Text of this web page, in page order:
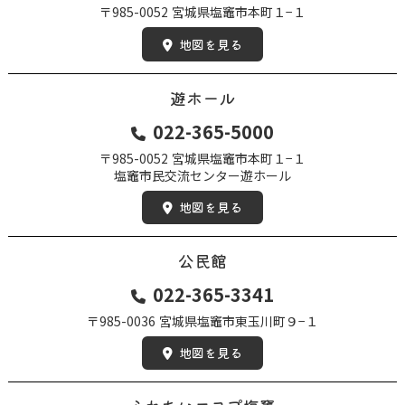
〒985-0052 宮城県塩竈市本町１−１
地図を見る
遊ホール
022-365-5000
〒985-0052 宮城県塩竈市本町１−１
塩竈市民交流センター遊ホール
地図を見る
公民館
022-365-3341
〒985-0036 宮城県塩竈市東玉川町９−１
地図を見る